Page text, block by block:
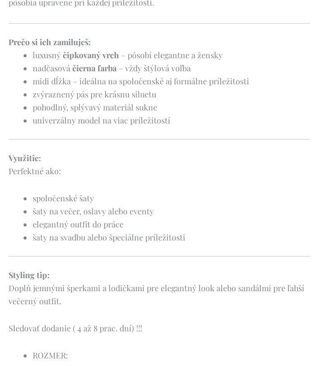
pôsobia upravene pri každej príležitosti.
Prečo si ich zamiluješ:
luxusnýčipkovaný vrch – pôsobí elegantne a žensky
nadčasováčierna farba – vždy štýlová voľba
midi dĺžka – ideálna na spoločenské aj formálne príležitosti
zvýraznený pás pre krásnu siluetu
pohodlný, splývavý materiál sukne
univerzálny model na viac príležitostí
Využitie:
Perfektné ako:
spoločenské šaty
šaty na večer, oslavy alebo eventy
elegantný outfit do práce
šaty na svadbu alebo špeciálne príležitosti
Styling tip:
Doplň jemnými šperkami a lodičkami pre elegantný look alebo sandálmi pre ľahší
večerný outfit.
Sledovať dodanie ( 4 až 8 prac. dní) !!!
ROZMER: